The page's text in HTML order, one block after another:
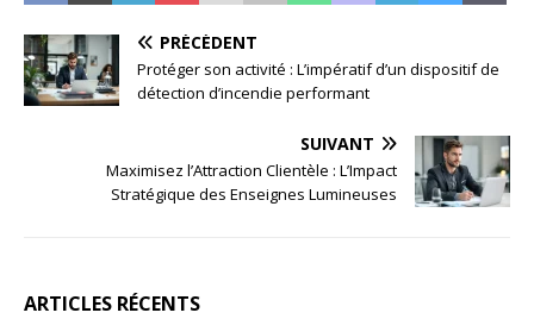
PRÉCÉDENT
Protéger son activité : L’impératif d’un dispositif de
détection d’incendie performant
SUIVANT
Maximisez l’Attraction Clientèle : L’Impact
Stratégique des Enseignes Lumineuses
ARTICLES RÉCENTS